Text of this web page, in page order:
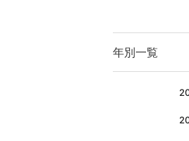
年別一覧